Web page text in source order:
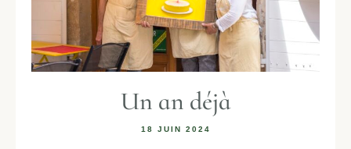
Un an déjà
18 JUIN 2024